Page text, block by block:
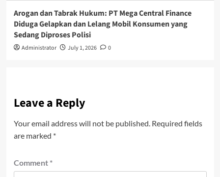
Arogan dan Tabrak Hukum: PT Mega Central Finance
Diduga Gelapkan dan Lelang Mobil Konsumen yang
Sedang Diproses Polisi
Administrator July 1, 2026 0
Leave a Reply
Your email address will not be published. Required fields
are marked *
Comment *